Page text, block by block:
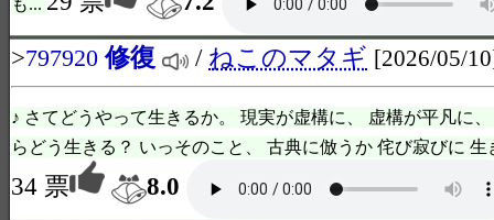
>797920 修復 / ねこのマタギ [2026/05/
♪ さてどうやって生きるか。 現実が虚構に、 虚構が平凡に
らどう生きる？ いっそのこと、 古典に倣うか 侘び寂びに 生
34 票
8.0